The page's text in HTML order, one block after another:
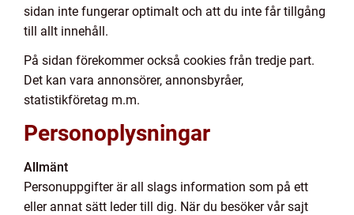
sidan inte fungerar optimalt och att du inte får tillgång
till allt innehåll.
På sidan förekommer också cookies från tredje part.
Det kan vara annonsörer, annonsbyråer,
statistikföretag m.m.
Personoplysningar
Allmänt
Personuppgifter är all slags information som på ett
eller annat sätt leder till dig. När du besöker vår sajt